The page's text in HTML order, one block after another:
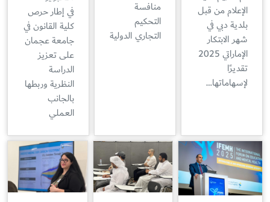
الإعلام من قبل
بلدية دبي في
شهر الابتكار
الإماراتي 2025
تقديرًا
لإسهاماتها…
منافسة
التحكيم
التجاري الدولية
في إطار حرص
كلية القانون في
جامعة عجمان
على تعزيز
الدراسة
النظرية وربطها
بالجانب
العملي